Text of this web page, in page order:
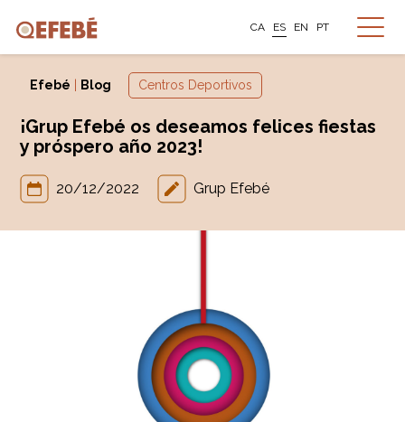
CA ES EN PT
Efebé Blog Centros Deportivos
¡Grup Efebé os deseamos felices fiestas
y próspero año 2023!
20/12/2022 Grup Efebé